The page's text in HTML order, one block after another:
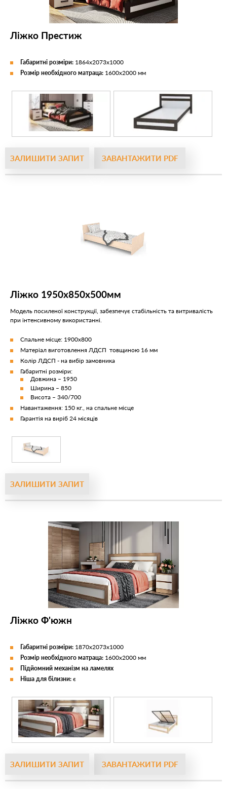
Ліжко Престиж
ЗАЛИШИТИ ЗАПИТ ЗАВАНТАЖИТИ PDF
Габаритні розміри: 1864х2073х1000
Розмір необхідного матраца: 1600х2000 мм
Ліжко 1950х850х500мм
Модель посиленої конструкції, забезпечує стабільність та витривалість
при інтенсивному використанні.
ЗАЛИШИТИ ЗАПИТ
Спальне місце: 1900х800
Матеріал виготовлення ЛДСП товщиною 16 мм
Колір ЛДСП - на вибір замовника
Габаритні розміри:
Довжина – 1950
Ширина – 850
Висота – 340/700
Навантаження: 150 кг., на спальне місце
Гарантія на виріб 24 місяців
Ліжко Ф'южн
ЗАЛИШИТИ ЗАПИТ ЗАВАНТАЖИТИ PDF
Габаритні розміри: 1870х2073х1000
Розмір необхідного матраца: 1600х2000 мм
Підйомний механізм на ламелях
Ніша для білизни: є